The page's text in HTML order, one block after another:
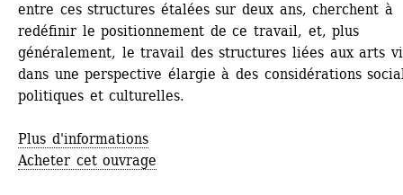
entre ces structures étalées sur deux ans, cherchent à
redéfinir le positionnement de ce travail, et, plus
généralement, le travail des structures liées aux arts
dans une perspective élargie à des considérations
politiques et culturelles.
Plus d'informations
Acheter cet ouvrage